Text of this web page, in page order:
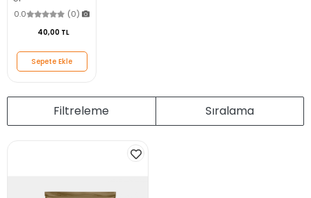
0.0 (0)
40,00 TL
Sepete Ekle
Filtreleme Sıralama